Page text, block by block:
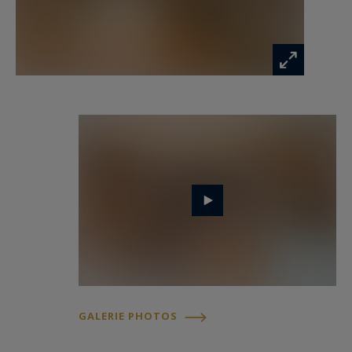
Premier étage : Avec une remarquable double
hauteur sous plafond, sa charpente en bois
en espace bien-être, ainsi qu’une salle de sport,
équipée d’un système de chauffage aux granulés
GALERIE PHOTOS